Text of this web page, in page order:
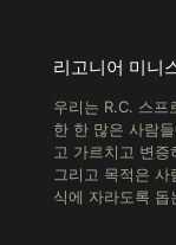
리고니어 미니
우리는 R.C. 스프
한 한 많은 사람
고 가르치고 변증
그리고 목적은 사
식에 자라도록 돕